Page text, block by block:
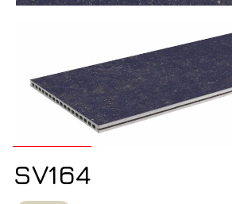
SV164